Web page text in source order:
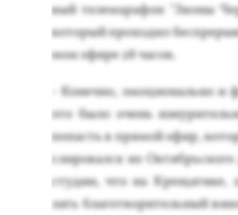
вый те­лема­рафон "Зво­ны
ко­торый про­ходил
мом эфи­ре 28 ча­сов.
- Ко­неч­но, эмо­ци­ональ­но и
это бы­ло очень
по­пасть в пря­мой эфир,
сли­ровал­ся из
сту­дии, что на Кре­щати­ке,
лать бла­гот­во­ритель­ный